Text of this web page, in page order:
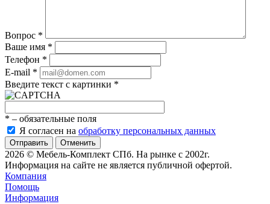
Вопрос *
Ваше имя *
Телефон *
E-mail *
Введите текст с картинки *
* – обязательные поля
Я согласен на обработку персональных данных
Отменить
2026 © Мебель-Комплект СПб. На рынке с 2002г.
Информация на сайте не является публичной офертой.
Компания
Помощь
Информация